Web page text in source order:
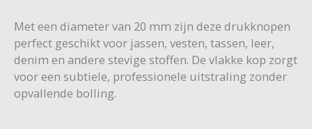
Met een diameter van 20 mm zijn deze drukknopen
perfect geschikt voor jassen, vesten, tassen, leer,
denim en andere stevige stoffen. De vlakke kop zorgt
voor een subtiele, professionele uitstraling zonder
opvallende bolling.